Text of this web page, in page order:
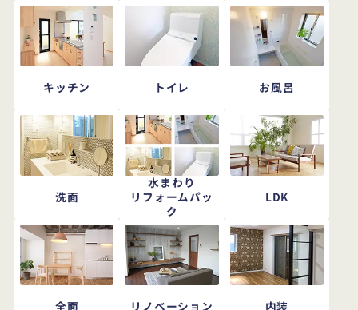
キッチン トイレ お風呂
洗面
水まわり
リフォームパッ
ク
LDK
全面 リノベーション 内装